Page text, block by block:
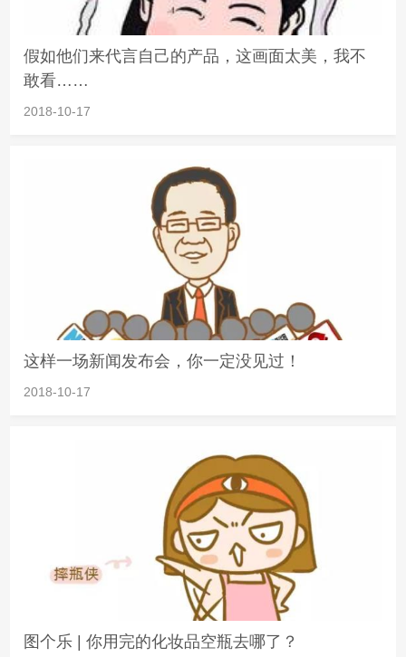
假如他们来代言自己的产品，这画面太美，我不
敢看……
2018-10-17
这样一场新闻发布会，你一定没见过！
2018-10-17
图个乐 | 你用完的化妆品空瓶去哪了？